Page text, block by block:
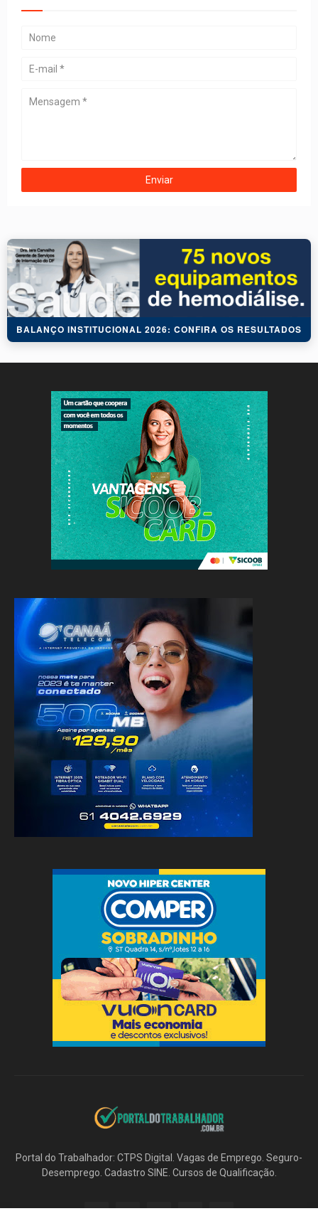
BALANÇO INSTITUCIONAL 2026: CONFIRA OS RESULTADOS
Portal do Trabalhador: CTPS Digital. Vagas de Emprego. Seguro-
Desemprego. Cadastro SINE. Cursos de Qualificação.